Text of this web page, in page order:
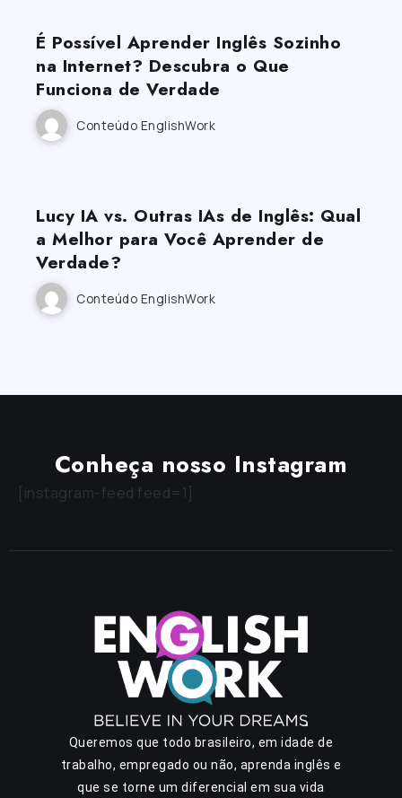
É Possível Aprender Inglês Sozinho
na Internet? Descubra o Que
Funciona de Verdade
Conteúdo EnglishWork
Lucy IA vs. Outras IAs de Inglês: Qual
a Melhor para Você Aprender de
Verdade?
Conteúdo EnglishWork
Conheça nosso Instagram
[instagram-feed feed=1]
Queremos que todo brasileiro, em idade de
trabalho, empregado ou não, aprenda inglês e
que se torne um diferencial em sua vida